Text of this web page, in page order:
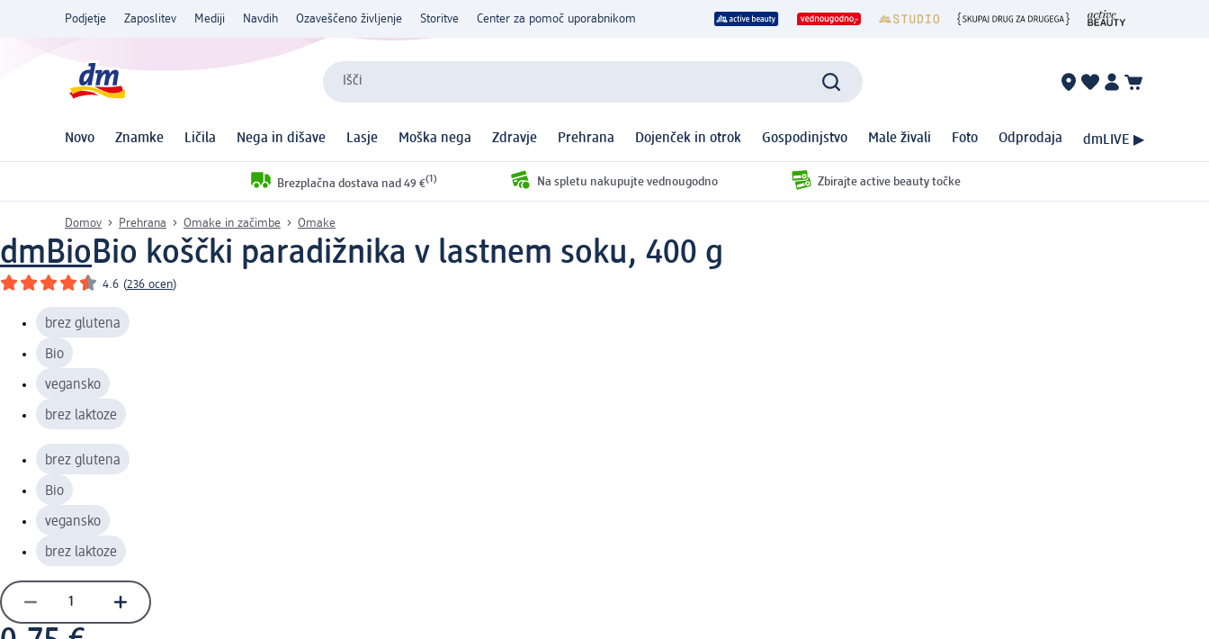
Podjetje Zaposlitev Mediji Navdih Ozaveščeno življenje Storitve Center za pomoč uporabnikom
Išči
Novo Znamke Ličila Nega in dišave Lasje Moška nega Zdravje Prehrana Dojenček in otrok Gospodinjstvo Male živali Foto Odprodaja dmLIVE ▶
Brezplačna dostava nad 49 €(1) Na spletu nakupujte vednougodno Zbirajte active beauty točke
Domov Prehrana Omake in začimbe Omake
dmBioBio koščki paradižnika v lastnem soku, 400 g
4.6 (236 ocen)
brez glutena
Bio
vegansko
brez laktoze
brez glutena
Bio
vegansko
brez laktoze